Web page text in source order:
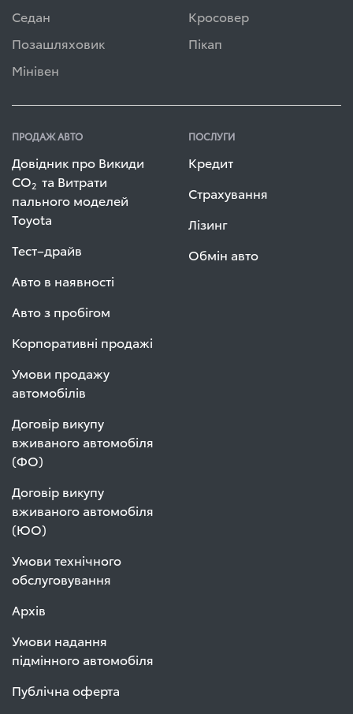
Седан
Кросовер
Позашляховик
Пікап
Мінівен
ПРОДАЖ АВТО
Довідник про Викиди
СО2 та Витрати
пального моделей
Toyota
Тест–драйв
Авто в наявності
Авто з пробігом
Корпоративні продажі
Умови продажу
автомобілів
Договір викупу
вживаного автомобіля
(ФО)
Договір викупу
вживаного автомобіля
(ЮО)
Умови технічного
обслуговування
Архів
Умови надання
підмінного автомобіля
Публічна оферта
ПОСЛУГИ
Кредит
Страхування
Лізинг
Обмін авто